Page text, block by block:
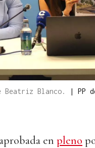
Beatriz Blanco. | PP
en pleno